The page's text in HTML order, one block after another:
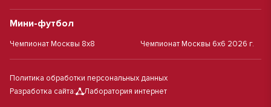
Мини-футбол
Чемпионат Москвы 8х8 Чемпионат Москвы 6х6 2026 г.
Политика обработки персональных данных
Разработка сайта:
Лаборатория интернет